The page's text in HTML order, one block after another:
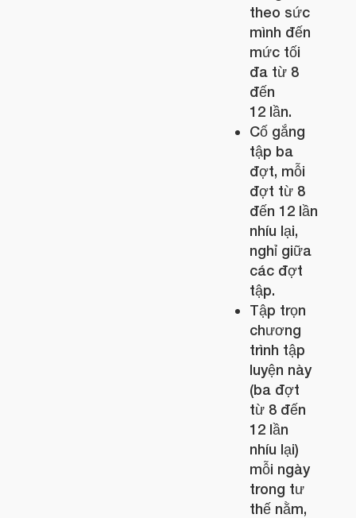
theo sức
mình đến
mức tối
đa từ 8
đến
12 lần.
Cố gắng
tập ba
đợt, mỗi
đợt từ 8
đến 12 lần
nhíu lại,
nghỉ giữa
các đợt
tập.
Tập trọn
chương
trình tập
luyện này
(ba đợt
từ 8 đến
12 lần
nhíu lại)
mỗi ngày
trong tư
thế nằm,